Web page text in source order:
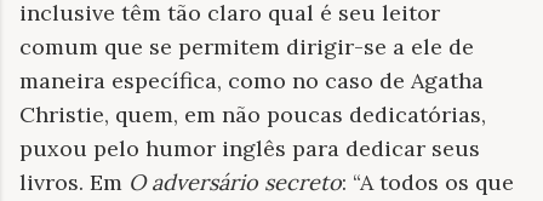
inclusive têm tão claro qual é seu leitor
comum que se permitem dirigir-se a ele de
maneira específica, como no caso de Agatha
Christie, quem, em não poucas dedicatórias,
puxou pelo humor inglês para dedicar seus
livros. Em O adversário secreto: “A todos os que